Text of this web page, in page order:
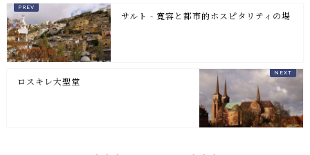
サルト - 寛容と都市的ホスピタリティの場
ロスキレ大聖堂